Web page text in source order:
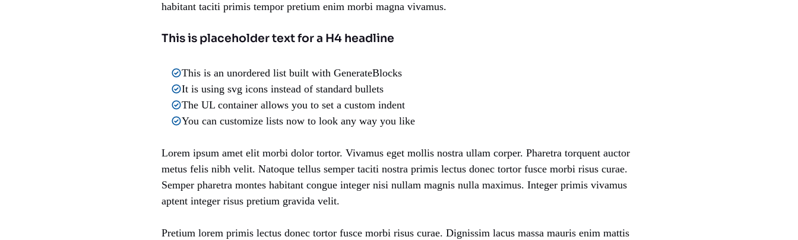
habitant taciti primis tempor pretium enim morbi magna vivamus.
This is placeholder text for a H4 headline
This is an unordered list built with GenerateBlocks
It is using svg icons instead of standard bullets
The UL container allows you to set a custom indent
You can customize lists now to look any way you like
Lorem ipsum amet elit morbi dolor tortor. Vivamus eget mollis nostra ullam corper. Pharetra torquent auctor
metus felis nibh velit. Natoque tellus semper taciti nostra primis lectus donec tortor fusce morbi risus curae.
Semper pharetra montes habitant congue integer nisi nullam magnis nulla maximus. Integer primis vivamus
aptent integer risus pretium gravida velit.
Pretium lorem primis lectus donec tortor fusce morbi risus curae. Dignissim lacus massa mauris enim mattis